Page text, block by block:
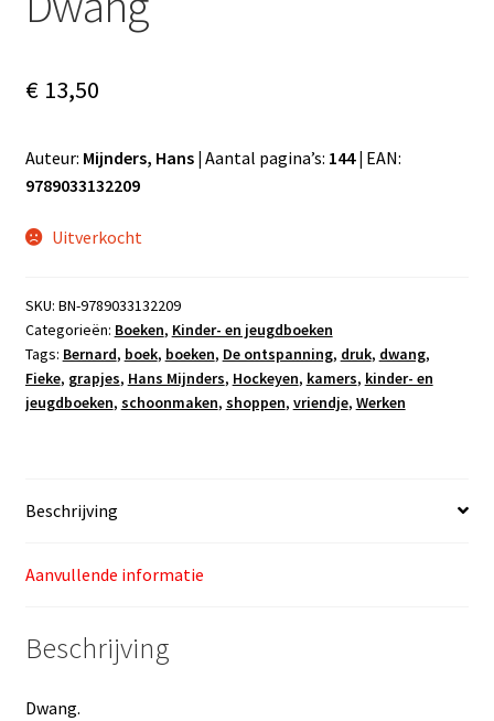
€13,50
Auteur: Mijnders, Hans | Aantal pagina’s: 144 | EAN:
9789033132209
Uitverkocht
SKU: BN-9789033132209
Categorieën: Boeken, Kinder- en jeugdboeken
Tags: Bernard, boek, boeken, De ontspanning, druk, dwang,
Fieke, grapjes, Hans Mijnders, Hockeyen, kamers, kinder- en
jeugdboeken, schoonmaken, shoppen, vriendje, Werken
Beschrijving
Aanvullende informatie
Beschrijving
Dwang.